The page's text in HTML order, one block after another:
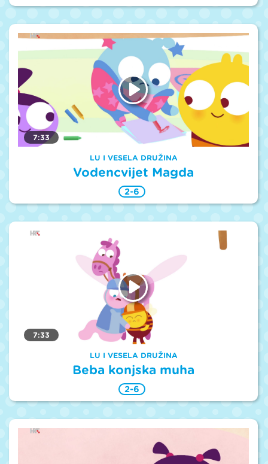
7:33
LU I VESELA DRUŽINA
Vodencvijet Magda
2-6
7:33
LU I VESELA DRUŽINA
Beba konjska muha
2-6